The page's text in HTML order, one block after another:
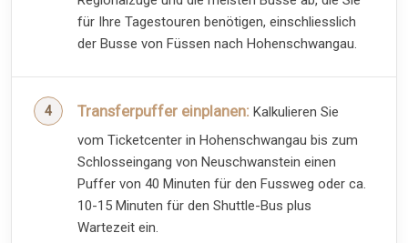
für Ihre Tagestouren benötigen, einschliesslich
der Busse von Füssen nach Hohenschwangau.
Transferpuffer einplanen: Kalkulieren Sie
vom Ticketcenter in Hohenschwangau bis zum
Schlosseingang von Neuschwanstein einen
Puffer von 40 Minuten für den Fussweg oder ca.
10-15 Minuten für den Shuttle-Bus plus
Wartezeit ein.